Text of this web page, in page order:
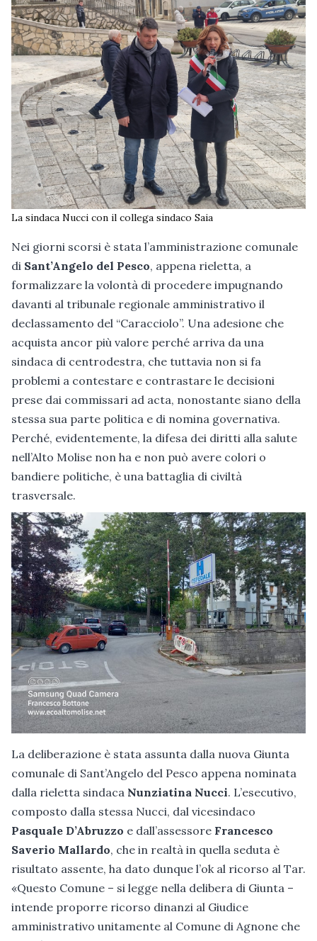
La sindaca Nucci con il collega sindaco Saia
Nei giorni scorsi è stata l’amministrazione comunale
di Sant’Angelo del Pesco, appena rieletta, a
formalizzare la volontà di procedere impugnando
davanti al tribunale regionale amministrativo il
declassamento del “Caracciolo”. Una adesione che
acquista ancor più valore perché arriva da una
sindaca di centrodestra, che tuttavia non si fa
problemi a contestare e contrastare le decisioni
prese dai commissari ad acta, nonostante siano della
stessa sua parte politica e di nomina governativa.
Perché, evidentemente, la difesa dei diritti alla salute
nell’Alto Molise non ha e non può avere colori o
bandiere politiche, è una battaglia di civiltà
trasversale.
La deliberazione è stata assunta dalla nuova Giunta
comunale di Sant’Angelo del Pesco appena nominata
dalla rieletta sindaca Nunziatina Nucci. L’esecutivo,
composto dalla stessa Nucci, dal vicesindaco
Pasquale D’Abruzzo e dall’assessore Francesco
Saverio Mallardo, che in realtà in quella seduta è
risultato assente, ha dato dunque l’ok al ricorso al Tar.
«Questo Comune – si legge nella delibera di Giunta –
intende proporre ricorso dinanzi al Giudice
amministrativo unitamente al Comune di Agnone che